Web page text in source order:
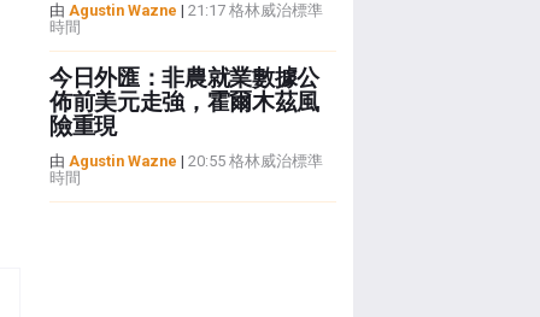
由 Agustin Wazne | 21:17 格林威治標準
時間
今日外匯：非農就業數據公
佈前美元走強，霍爾木茲風
險重現
由 Agustin Wazne | 20:55 格林威治標準
時間